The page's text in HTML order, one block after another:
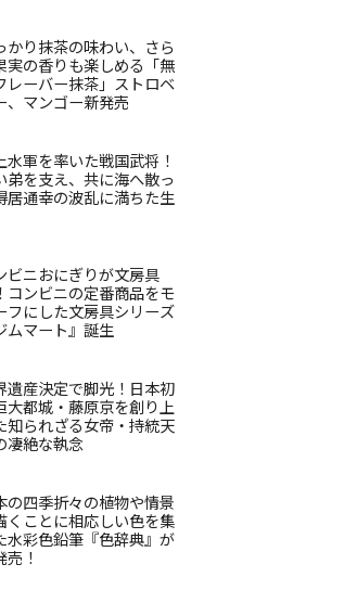
かり抹茶の味わい、さら
実の香りも楽しめる「無
レーバー抹茶」ストロベ
、マンゴー新発売
水軍を率いた戦国武将！
弟を支え、共に海へ散っ
居通幸の波乱に満ちた生
ビニおにぎりが文房具
コンビニの定番商品をモ
フにした文房具シリーズ
ムマート』誕生
遺産決定で脚光！日本初
大都城・藤原京を創り上
知られざる女帝・持統天
凄絶な執念
の四季折々の植物や情景
くことに相応しい色を集
水彩色鉛筆『色辞典』が
売！